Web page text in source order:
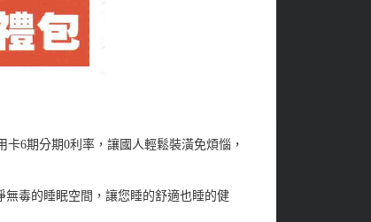
6期分期0利率，讓國人輕鬆裝潢免煩惱，
無毒的睡眠空間，讓您睡的舒適也睡的健